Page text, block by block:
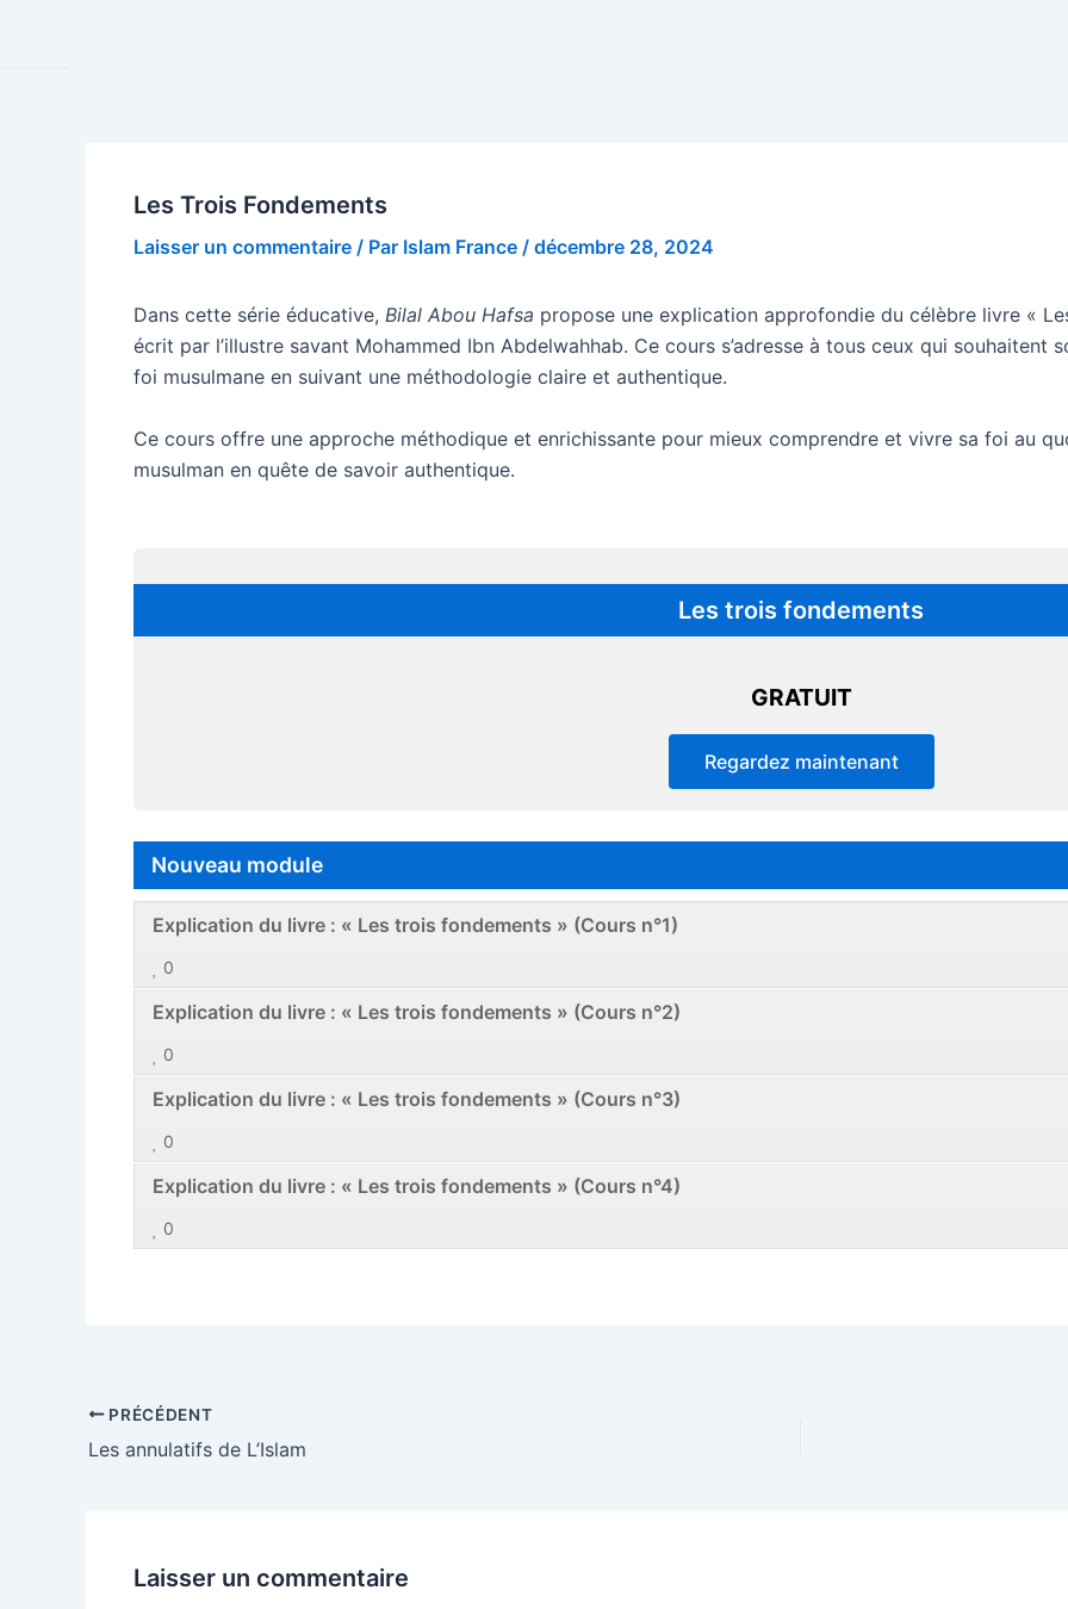
Les Trois Fondements
Laisser un commentaire / Par Islam France / décembre 28, 2024
Dans cette série éducative, Bilal Abou Hafsa propose une explication approfondie du célèbre livre «
écrit par l’illustre savant Mohammed Ibn Abdelwahhab. Ce cours s’adresse à tous ceux qui souhaitent
foi musulmane en suivant une méthodologie claire et authentique.
Ce cours offre une approche méthodique et enrichissante pour mieux comprendre et vivre sa foi au
musulman en quête de savoir authentique.
Les trois fondements
GRATUIT
Regardez maintenant
Nouveau module
Explication du livre : « Les trois fondements » (Cours n°1)
0
Explication du livre : « Les trois fondements » (Cours n°2)
0
Explication du livre : « Les trois fondements » (Cours n°3)
0
Explication du livre : « Les trois fondements » (Cours n°4)
0
PRÉCÉDENT
Les annulatifs de L’Islam
Laisser un commentaire